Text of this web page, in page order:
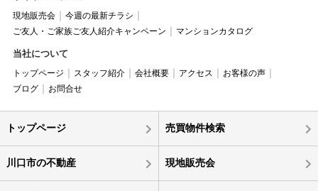
現地販売会
今週の最新チラシ
ご友人・ご家族ご友人紹介キャンペーン
マンションカタログ
当社について
トップページ スタッフ紹介 会社概要 アクセス
お客様の声
ブログ
お問合せ
トップページ 売買物件検索
川口市の不動産 現地販売会